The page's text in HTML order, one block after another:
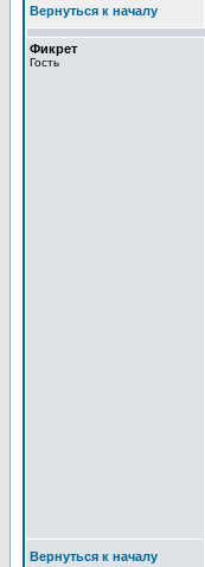
Вернуться к началу
Фикрет
Гость
Вернуться к началу